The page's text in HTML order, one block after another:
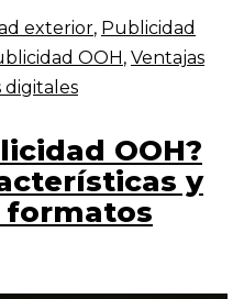
exterior, Publicidad
OOH, Ventajas
OOH?
y
formatos